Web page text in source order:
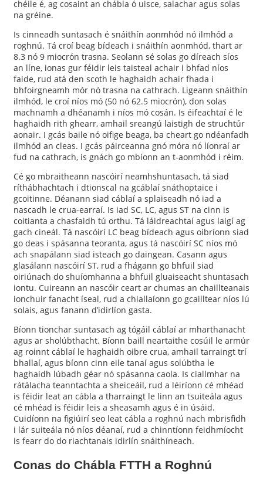
chéile é, ag cosaint an chábla ó uisce, salachar agus solas
na gréine.
Is cinneadh suntasach é snáithín aonmhód nó ilmhód a
roghnú. Tá croí beag bídeach i snáithín aonmhód, thart ar
8.3 nó 9 miocrón trasna. Seolann sé solas go díreach síos
an líne, ionas gur féidir leis taisteal achair i bhfad níos
faide, rud atá den scoth le haghaidh achair fhada i
bhfoirgneamh mór nó trasna na cathrach. Ligeann snáithín
ilmhód, le croí níos mó (50 nó 62.5 miocrón), don solas
machnamh a dhéanamh i níos mó cosán. Is éifeachtaí é le
haghaidh rith ghearr, amhail sreangú laistigh de struchtúr
aonair. I gcás baile nó oifige beaga, ba cheart go ndéanfadh
ilmhód an cleas. I gcás páirceanna gnó móra nó líonraí ar
fud na cathrach, is gnách go mbíonn an t-aonmhód i réim.
Cé go mbraitheann nascóirí neamhshuntasach, tá siad
ríthábhachtach i dtionscal na gcáblaí snáthoptaice i
gcoitinne. Déanann siad cáblaí a splaiseadh nó iad a
nascadh le crua-earraí. Is iad SC, LC, agus ST na cinn is
coitianta a chasfaidh tú orthu. Tá láidreachtaí agus laigí ag
gach cineál. Tá nascóirí LC beag bídeach agus oibríonn siad
go deas i spásanna teoranta, agus tá nascóirí SC níos mó
ach snapálann siad isteach go daingean. Casann agus
glasálann nascóirí ST, rud a fhágann go bhfuil siad
oiriúnach do shuíomhanna a bhfuil gluaiseacht shuntasach
iontu. Cuireann an nascóir ceart ar chumas an chaillteanais
ionchuir fanacht íseal, rud a chiallaíonn go gcailltear níos lú
solais, agus fanann d’idirlíon gasta.
Bíonn tionchar suntasach ag tógáil cáblaí ar mharthanacht
agus ar sholúbthacht. Bíonn baill neartaithe cosúil le armúr
ag roinnt cáblaí le haghaidh oibre crua, amhail tarraingt trí
bhallaí, agus bíonn cinn eile tanaí agus solúbtha le
haghaidh lúbadh géar nó spásanna caola. Is ciallmhar na
rátálacha teanntachta a sheiceáil, rud a léiríonn cé mhéad
is féidir leat an cábla a tharraingt le linn an tsuiteála agus
cé mhéad is féidir leis a sheasamh agus é in úsáid.
Cuidíonn na figiúirí seo leat cábla a roghnú nach mbrisfidh
i lár suiteála nó níos déanaí, rud a chinntíonn feidhmíocht
is fearr do do riachtanais idirlín snáithíneach.
Conas do Chábla FTTH a Roghnú